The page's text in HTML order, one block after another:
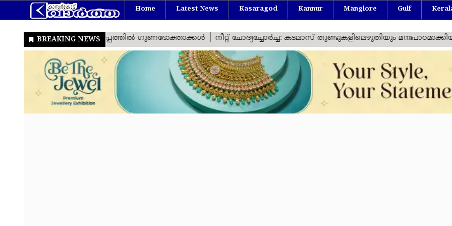
Home Latest News Kasaragod Kannur Manglore Gulf